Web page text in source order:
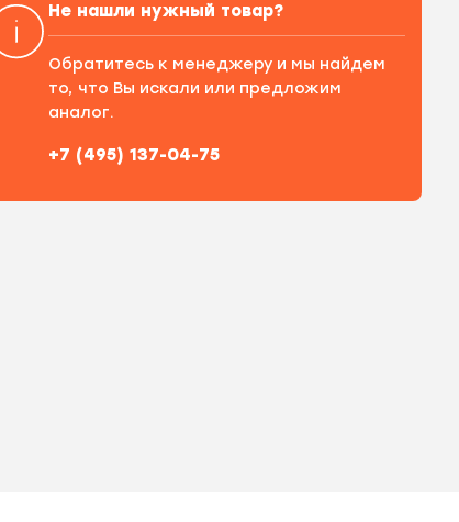
Не нашли нужный товар?
Обратитесь к менеджеру и мы найдем
то, что Вы искали или предложим
аналог.
+7 (495) 137-04-75